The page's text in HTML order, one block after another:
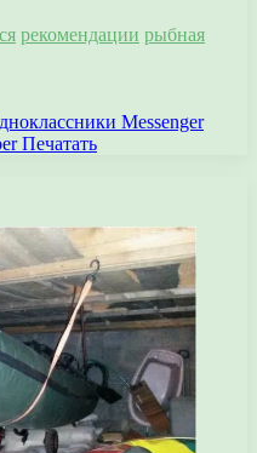
рекомендации рыбная
Messenger
Печатать